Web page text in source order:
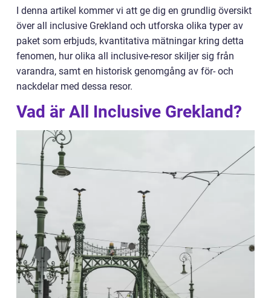
I denna artikel kommer vi att ge dig en grundlig översikt
över all inclusive Grekland och utforska olika typer av
paket som erbjuds, kvantitativa mätningar kring detta
fenomen, hur olika all inclusive-resor skiljer sig från
varandra, samt en historisk genomgång av för- och
nackdelar med dessa resor.
Vad är All Inclusive Grekland?